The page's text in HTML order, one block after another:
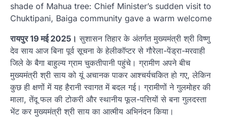
shade of Mahua tree: Chief Minister’s sudden visit to
Chuktipani, Baiga community gave a warm welcome
रायपुर 19 मई 2025। सुशासन तिहार के अंतर्गत मुख्यमंत्री श्री विष्णु
देव साय आज बिना पूर्व सूचना के हेलीकॉप्टर से गौरेला-पेंड्रा-मरवाही
जिले के बैगा बाहुल्य ग्राम चुकतीपानी पहुंचे। ग्रामीण अपने बीच
मुख्यमंत्री श्री साय को यूं अचानक पाकर आश्चर्यचकित हो गए, लेकिन
कुछ ही क्षणों में यह हैरानी स्वागत में बदल गई। ग्रामीणों ने गुलमोहर की
माला, तेंदू फल की टोकरी और स्थानीय फूल-पत्तियों से बना गुलदस्ता
भेंट कर मुख्यमंत्री श्री साय का आत्मीय अभिनंदन किया।